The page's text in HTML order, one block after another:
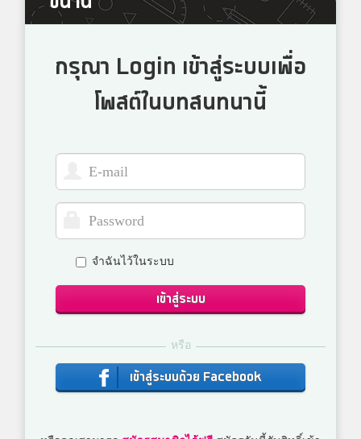
กรุณา Login เข้าสู่ระบบเพื่อ
โพสต์ในบทสนทนานี้
จำฉันไว้ในระบบ
เข้าสู่ระบบ
หรือ
เข้าสู่ระบบด้วย Facebook